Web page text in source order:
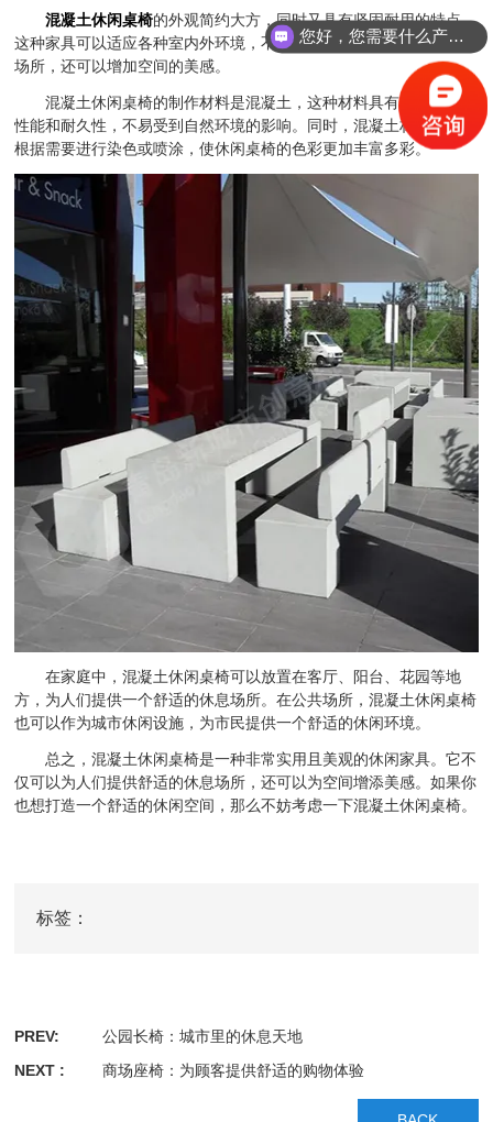
混凝土休闲桌椅的外观简约大方，同时又具有坚固耐用的特点。
这种家具可以适应各种室内外环境，不仅能够为人们提供舒适的休息
场所，还可以增加空间的美感。
混凝土休闲桌椅的制作材料是混凝土，这种材料具有优良的防水
性能和耐久性，不易受到自然环境的影响。同时，混凝土材料还可以
根据需要进行染色或喷涂，使休闲桌椅的色彩更加丰富多彩。
在家庭中，混凝土休闲桌椅可以放置在客厅、阳台、花园等地
方，为人们提供一个舒适的休息场所。在公共场所，混凝土休闲桌椅
也可以作为城市休闲设施，为市民提供一个舒适的休闲环境。
总之，混凝土休闲桌椅是一种非常实用且美观的休闲家具。它不
仅可以为人们提供舒适的休息场所，还可以为空间增添美感。如果你
也想打造一个舒适的休闲空间，那么不妨考虑一下混凝土休闲桌椅。
标签：
PREV:
公园长椅：城市里的休息天地
NEXT :
商场座椅：为顾客提供舒适的购物体验
您好，您需要什么产品？